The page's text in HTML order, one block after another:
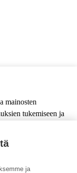
mainosten
tukemiseen ja
voivat yhdistää
ja